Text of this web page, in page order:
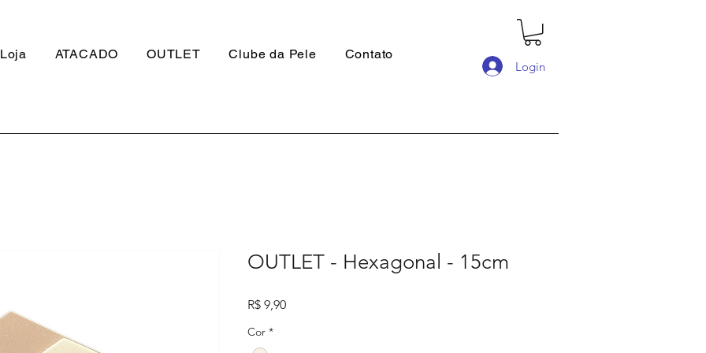
Loja ATACADO OUTLET Clube da Pele
Contato
Login
OUTLET - Hexagonal - 15cm
R$ 9,90Preço
Cor *